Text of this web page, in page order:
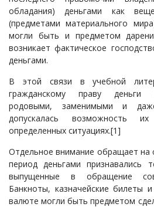
обладания) деньгами как
(предметами материального
могли быть и предметом
возникает фактическое
деньгами.
В этой связи в учебной
гражданскому праву деньги
родовыми, заменимыми и
допускалась возможность
определенных ситуациях.[1]
Отдельное внимание обращает на
период деньгами признавались
выпущенные в обращение
Банкноты, казначейские билеты
валюте могли быть предметом